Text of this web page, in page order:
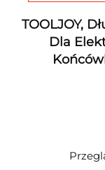
TOOLJOY,
Dla